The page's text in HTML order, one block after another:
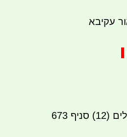
העברה בנקאית לחשבון 12230 בנק הפועלים (12) סניף 673